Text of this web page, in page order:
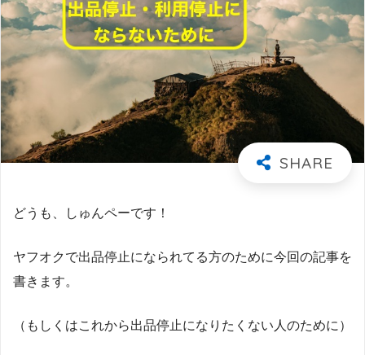
どうも、しゅんペーです！
ヤフオクで出品停止になられてる方のために今回の記事を
書きます。
（もしくはこれから出品停止になりたくない人のために）